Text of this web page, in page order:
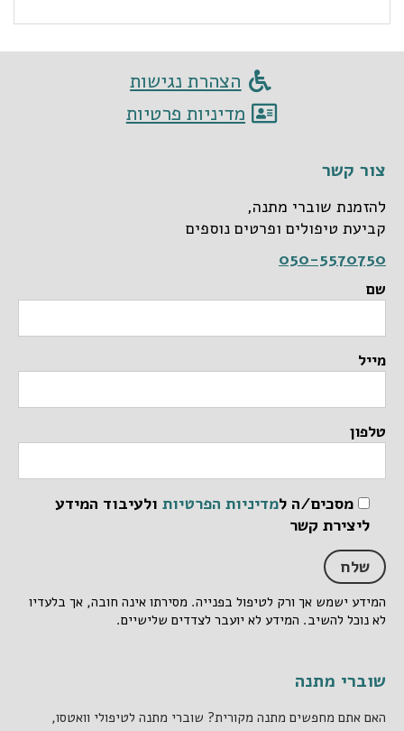
הצהרת נגישות
מדיניות פרטיות
צור קשר
להזמנת שוברי מתנה,
קביעת טיפולים ופרטים נוספים
050-5570750
שם
מייל
טלפון
מסכים/ה למדיניות הפרטיות ולעיבוד המידע
ליצירת קשר
המידע ישמש אך ורק לטיפול בפנייה. מסירתו אינה חובה, אך בלעדיו
לא נוכל להשיב. המידע לא יועבר לצדדים שלישיים.
שוברי מתנה
האם אתם מחפשים מתנה מקורית? שוברי מתנה לטיפולי וואטסו,